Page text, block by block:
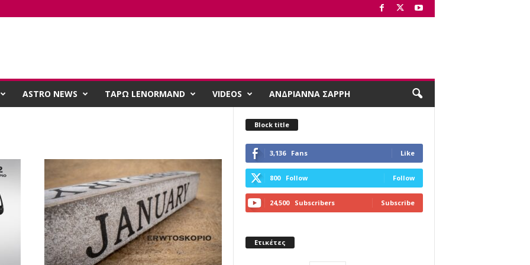
ASTRO NEWS ΤΑΡΩ LENORMAND VIDEOS ΑΝΔΡΙΑΝΝΑ ΣΑΡΡΗ
Block title
3,136 Fans Like
800 Follow Follow
24,500 Subscribers Subscribe
Ετικέτες